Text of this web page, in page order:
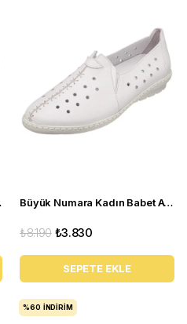
D Büyük Numara Kadın Babet Ayakkabı PR 2211 Beyaz
₺3.830
₺8.190
SEPETE EKLE
%60 İNDIRIM